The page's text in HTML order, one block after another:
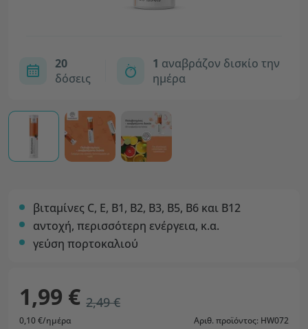
20
δόσεις
1 αναβράζον δισκίο την
ημέρα
βιταμίνες C, E, B1, B2, B3, B5, B6 και B12
αντοχή, περισσότερη ενέργεια, κ.α.
γεύση πορτοκαλιού
1,99 € 2,49 €
0,10 €/ημέρα
Αριθ. προϊόντος: HW072